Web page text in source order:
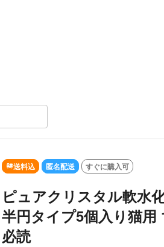
SOLD OUT
送料込 匿名配送 すぐに購入可
ピュアクリスタル軟水
半円タイプ5個入り猫用
必読